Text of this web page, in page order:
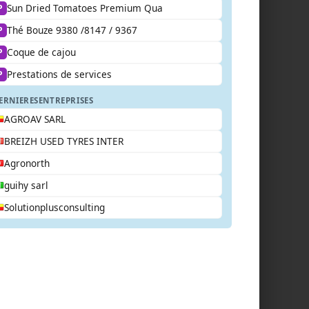
Sun Dried Tomatoes Premium Qua
Thé Bouze 9380 /8147 / 9367
Coque de cajou
Prestations de services
ENTREPRISES
AGROAV SARL
BREIZH USED TYRES INTER
Agronorth
guihy sarl
Solutionplusconsulting